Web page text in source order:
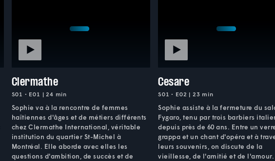
Clermathe
S01 • E01 | 24 min
Sophie va à la rencontre de femmes
haïtiennes d'âges et de métiers différents
chez Clermathe International, véritable
institution du quartier St-Michel à
Montréal. Elle aborde avec elles les
questions d'ambition, de succès et de
Cesare
S01 • E02 | 23 min
Sophie assiste à la fermeture du
Fygaro, tenu par trois barbiers
depuis près de 60 ans. Entre un
grappa et un chant d'opéra et à
leurs souvenirs, on discute de la
vieillesse, de l'amitié et de l'amour.